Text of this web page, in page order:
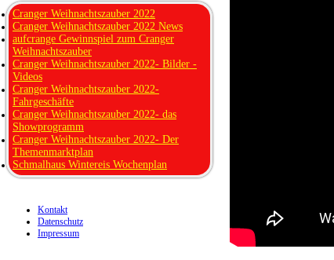
Cranger Weihnachtszauber 2022
Cranger Weihnachtszauber 2022 News
aufcrange Gewinnspiel zum Cranger
Weihnachtszauber
Cranger Weihnachtszauber 2022- Bilder -
Videos
Cranger Weihnachtszauber 2022-
Fahrgeschäfte
Cranger Weihnachtszauber 2022- das
Showprogramm
Cranger Weihnachtszauber 2022- Der
Themenmarktplan
Schmalhaus Wintereis Wochenplan
Kontakt
Datenschutz
Impressum